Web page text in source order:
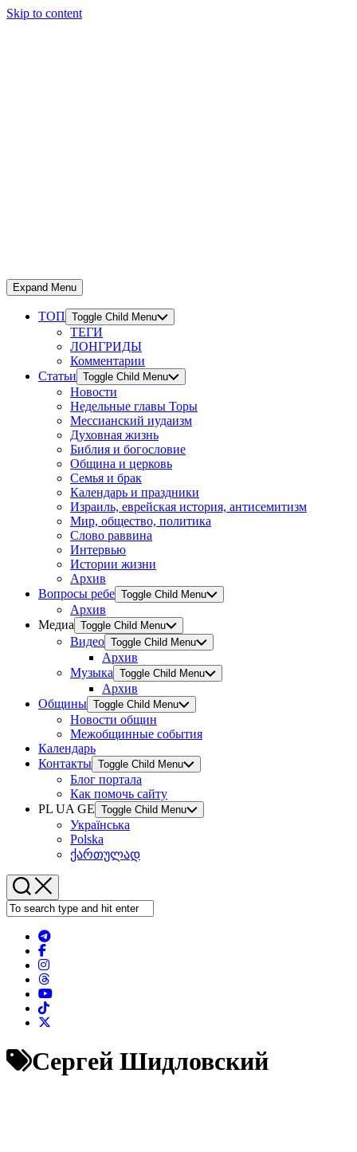
Skip to content
Expand Menu
ТОП Toggle Child Menu
ТЕГИ
ЛОНГРИДЫ
Комментарии
Статьи Toggle Child Menu
Новости
Недельные главы Торы
Мессианский иудаизм
Духовная жизнь
Библия и богословие
Община и церковь
Семья и брак
Календарь и праздники
Израиль, еврейская история, антисемитизм
Мир, общество, политика
Слово раввина
Интервью
Истории жизни
Архив
Вопросы ребе Toggle Child Menu
Архив
Медиа Toggle Child Menu
Видео Toggle Child Menu
Архив
Музыка Toggle Child Menu
Архив
Общины Toggle Child Menu
Новости общин
Межобщинные события
Календарь
Контакты Toggle Child Menu
Блог портала
Как помочь сайту
PL UA GE Toggle Child Menu
Українська
Polska
ქართულად
Сергей Шидловский